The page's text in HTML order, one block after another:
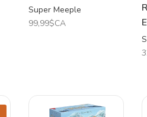
Super Meeple
99,99$CA